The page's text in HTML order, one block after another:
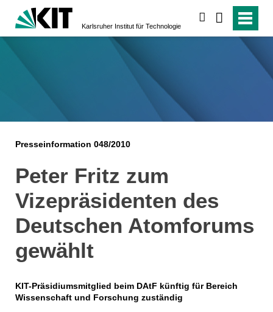
Karlsruher Institut für Technologie
Presseinformation 048/2010
Peter Fritz zum
Vizepräsidenten des
Deutschen Atomforums
gewählt
KIT-Präsidiumsmitglied beim DAtF künftig für Bereich
Wissenschaft und Forschung zuständig